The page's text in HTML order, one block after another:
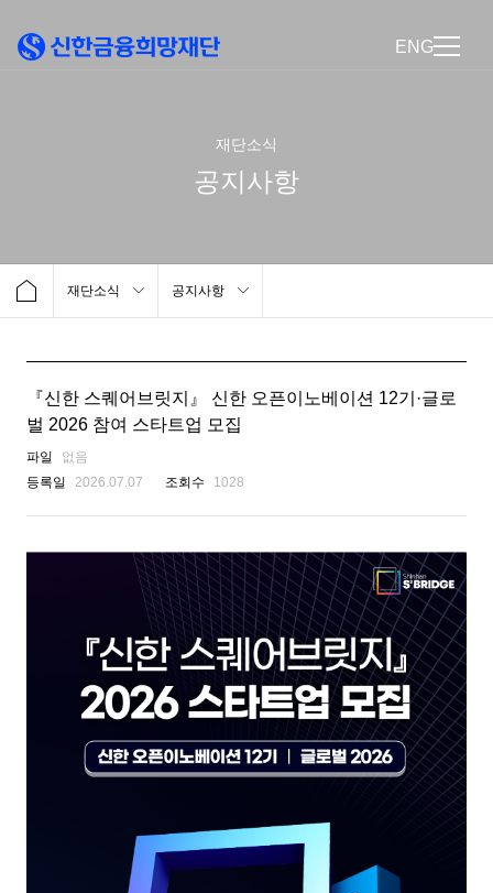
ENG
재단소식
공지사항
재단소식 공지사항
『신한 스퀘어브릿지』 신한 오픈이노베이션 12기·글로
벌 2026 참여 스타트업 모집
파일
없음
등록일
2026.07.07 조회수 1028